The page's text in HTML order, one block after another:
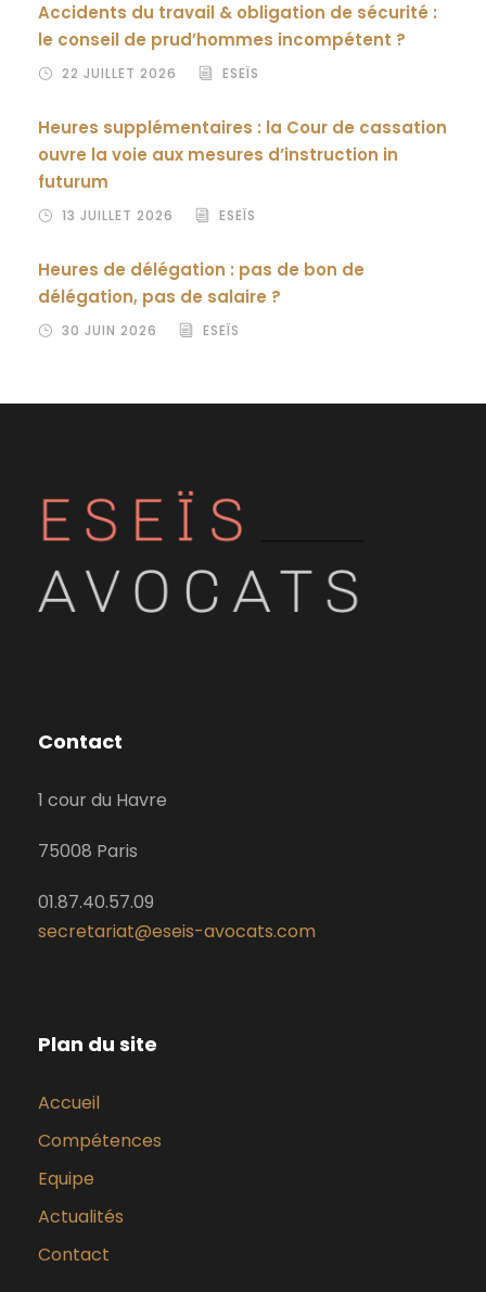
Accidents du travail & obligation de sécurité :
le conseil de prud’hommes incompétent ?
22 JUILLET 2026 ESEÏS
Heures supplémentaires : la Cour de cassation
ouvre la voie aux mesures d’instruction in
futurum
13 JUILLET 2026 ESEÏS
Heures de délégation : pas de bon de
délégation, pas de salaire ?
30 JUIN 2026 ESEÏS
Contact
1 cour du Havre
75008 Paris
01.87.40.57.09
secretariat@eseis-avocats.com
Plan du site
Accueil
Compétences
Equipe
Actualités
Contact